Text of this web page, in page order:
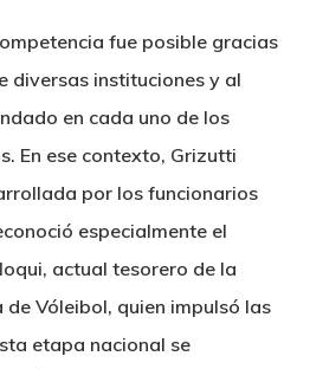
fue posible gracias
diversas instituciones y al
en cada uno de los
En ese contexto, Grizutti
por los funcionarios
especialmente el
actual tesorero de la
de Vóleibol, quien impulsó las
etapa nacional se